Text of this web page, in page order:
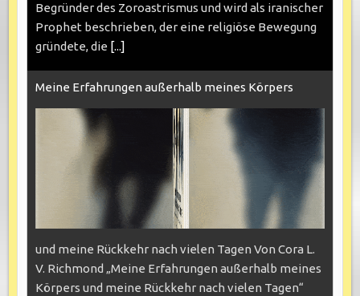
Begründer des Zoroastrismus und wird als iranischer
Prophet beschrieben, der eine religiöse Bewegung
gründete, die [...]
Meine Erfahrungen außerhalb meines Körpers
und meine Rückkehr nach vielen Tagen Von Cora L.
V. Richmond „Meine Erfahrungen außerhalb meines
Körpers und meine Rückkehr nach vielen Tagen“